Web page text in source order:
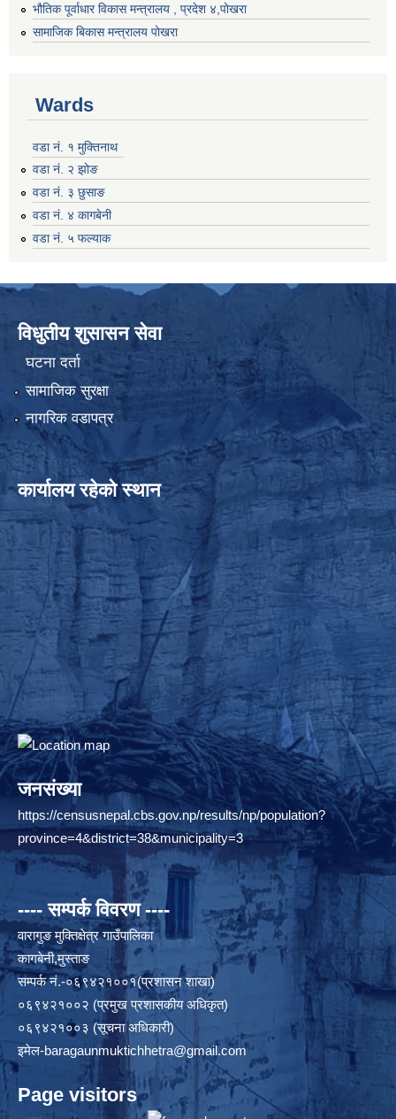
भौतिक पूर्वाधार विकास मन्त्रालय , प्रदेश ४,पोखरा
सामाजिक बिकास मन्त्रालय पोखरा
Wards
वडा नं. १ मुक्तिनाथ
वडा नं. २ झोङ
वडा नं. ३ छुसाङ
वडा नं. ४ कागबेनी
वडा नं. ५ फल्याक
विधुतीय शुसासन सेवा
घटना दर्ता
सामाजिक सुरक्षा
नागरिक वडापत्र
कार्यालय रहेको स्थान
जनसंख्या
https://censusnepal.cbs.gov.np/results/np/population?
province=4&district=38&municipality=3
---- सम्पर्क विवरण ----
वारागुङ मुक्तिक्षेत्र गाउँपालिका
कागबेनी,मुस्ताङ
सम्पर्क नं.-०६९४२१००१(प्रशासन शाखा)
०६९४२१००२ (प्रमुख प्रशासकीय अधिकृत)
०६९४२१००३ (सूचना अधिकारी)
इमेल-baragaunmuktichhetra@gmail.com
Page visitors